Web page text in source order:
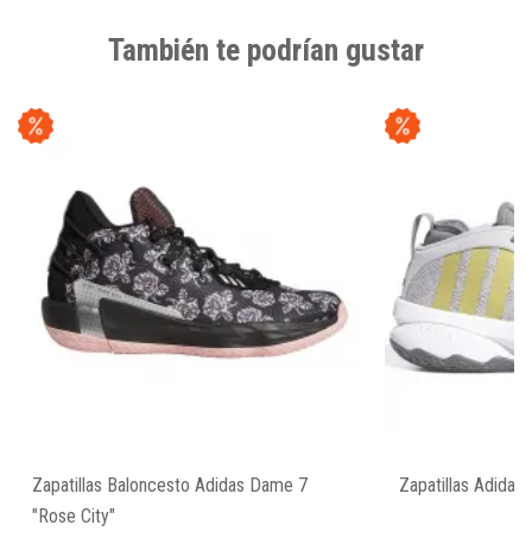
También te podrían gustar
Zapatillas Baloncesto Adidas Dame 7
"Rose City"
Zapatillas Adidas